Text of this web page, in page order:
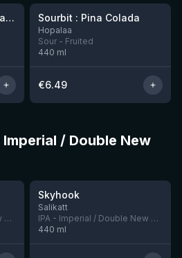
7Sourbit: Pineapple & Passion Fruit Nog 6
Sourbit : Pina Colada
Hopalaa
Sour - Fruited
440 ml
€6.49
/ Double New
IPA - Imperial / Double New England / Hazy
Skyhook
Salikatt
IPA - Imperial / Double New England / Hazy
440 ml